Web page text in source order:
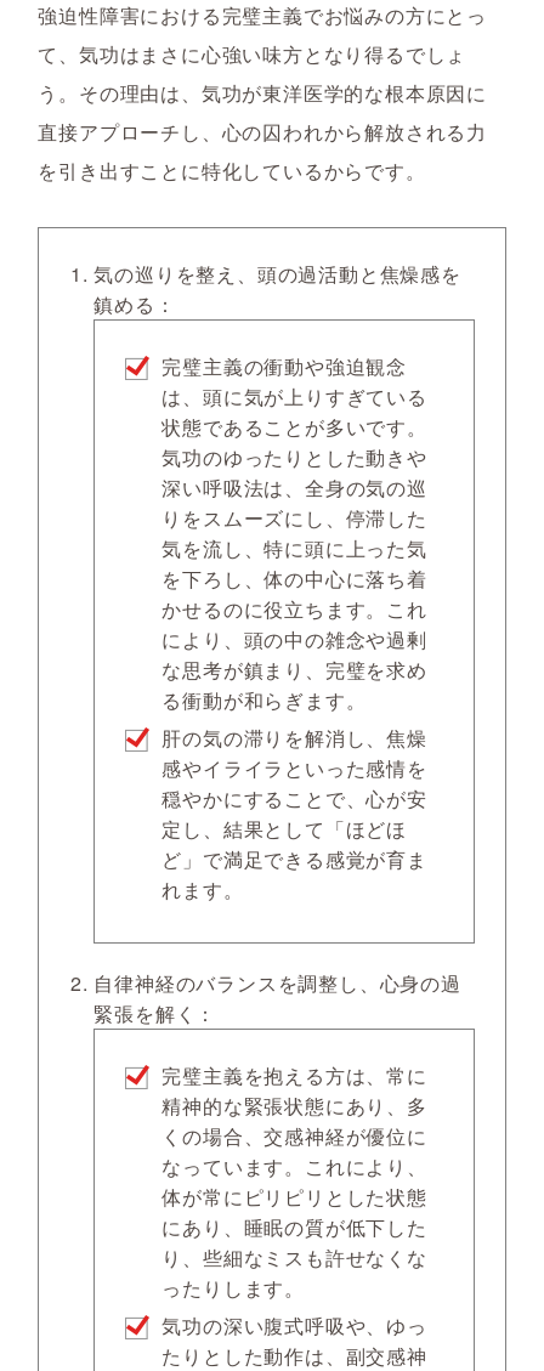
強迫性障害における完璧主義でお悩みの方にとっ
て、気功はまさに心強い味方となり得るでしょ
う。その理由は、気功が東洋医学的な根本原因に
直接アプローチし、心の囚われから解放される力
を引き出すことに特化しているからです。
気の巡りを整え、頭の過活動と焦燥感を
鎮める：
完璧主義の衝動や強迫観念
は、頭に気が上りすぎている
状態であることが多いです。
気功のゆったりとした動きや
深い呼吸法は、全身の気の巡
りをスムーズにし、停滞した
気を流し、特に頭に上った気
を下ろし、体の中心に落ち着
かせるのに役立ちます。これ
により、頭の中の雑念や過剰
な思考が鎮まり、完璧を求め
る衝動が和らぎます。
肝の気の滞りを解消し、焦燥
感やイライラといった感情を
穏やかにすることで、心が安
定し、結果として「ほどほ
ど」で満足できる感覚が育ま
れます。
自律神経のバランスを調整し、心身の過
緊張を解く：
完璧主義を抱える方は、常に
精神的な緊張状態にあり、多
くの場合、交感神経が優位に
なっています。これにより、
体が常にピリピリとした状態
にあり、睡眠の質が低下した
り、些細なミスも許せなくな
ったりします。
気功の深い腹式呼吸や、ゆっ
たりとした動作は、副交感神